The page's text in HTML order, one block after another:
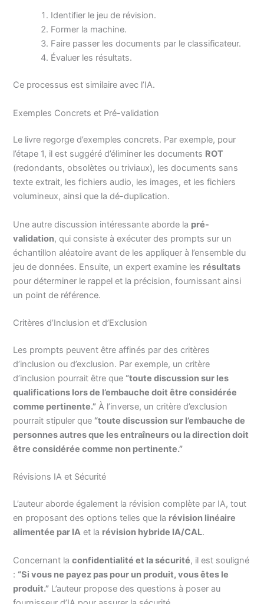
Identifier le jeu de révision.
Former la machine.
Faire passer les documents par le classificateur.
Évaluer les résultats.
Ce processus est similaire avec l’IA.
Exemples Concrets et Pré-validation
Le livre regorge d’exemples concrets. Par exemple, pour
l’étape 1, il est suggéré d’éliminer les documents ROT
(redondants, obsolètes ou triviaux), les documents sans
texte extrait, les fichiers audio, les images, et les fichiers
volumineux, ainsi que la dé-duplication.
Une autre discussion intéressante aborde la pré-
validation, qui consiste à exécuter des prompts sur un
échantillon aléatoire avant de les appliquer à l’ensemble du
jeu de données. Ensuite, un expert examine les résultats
pour déterminer le rappel et la précision, fournissant ainsi
un point de référence.
Critères d’Inclusion et d’Exclusion
Les prompts peuvent être affinés par des critères
d’inclusion ou d’exclusion. Par exemple, un critère
d’inclusion pourrait être que “toute discussion sur les
qualifications lors de l’embauche doit être considérée
comme pertinente.” À l’inverse, un critère d’exclusion
pourrait stipuler que “toute discussion sur l’embauche de
personnes autres que les entraîneurs ou la direction doit
être considérée comme non pertinente.”
Révisions IA et Sécurité
L’auteur aborde également la révision complète par IA, tout
en proposant des options telles que la révision linéaire
alimentée par IA et la révision hybride IA/CAL.
Concernant laconfidentialité et la sécurité, il est souligné
: “Si vous ne payez pas pour un produit, vous êtes le
produit.” L’auteur propose des questions à poser au